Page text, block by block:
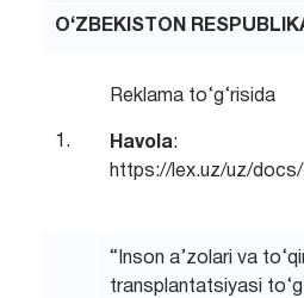
O‘ZBEKISTON
1.
Reklama to‘g‘risida
Havola:
https://lex.uz/uz/
“Inson a’zolari va
transplantatsiyasi